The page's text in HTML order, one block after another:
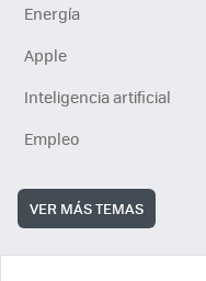
Energía
Apple
Inteligencia artificial
Empleo
VER MÁS TEMAS